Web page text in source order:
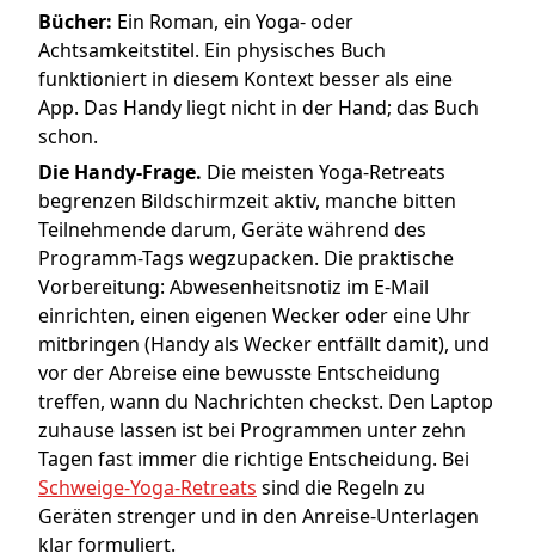
Bücher: Ein Roman, ein Yoga- oder
Achtsamkeitstitel. Ein physisches Buch
funktioniert in diesem Kontext besser als eine
App. Das Handy liegt nicht in der Hand; das Buch
schon.
Die Handy-Frage. Die meisten Yoga-Retreats
begrenzen Bildschirmzeit aktiv, manche bitten
Teilnehmende darum, Geräte während des
Programm-Tags wegzupacken. Die praktische
Vorbereitung: Abwesenheitsnotiz im E-Mail
einrichten, einen eigenen Wecker oder eine Uhr
mitbringen (Handy als Wecker entfällt damit), und
vor der Abreise eine bewusste Entscheidung
treffen, wann du Nachrichten checkst. Den Laptop
zuhause lassen ist bei Programmen unter zehn
Tagen fast immer die richtige Entscheidung. Bei
Schweige-Yoga-Retreats sind die Regeln zu
Geräten strenger und in den Anreise-Unterlagen
klar formuliert.